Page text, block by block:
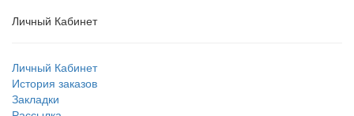
Личный Кабинет
Личный Кабинет
История заказов
Закладки